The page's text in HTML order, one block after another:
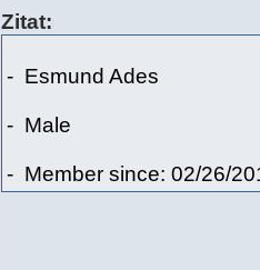
Zitat:
- Esmund Ades
- Male
- Member since: 02/26/